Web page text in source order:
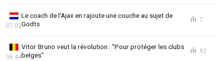
Le coach de l'Ajax en rajoute une couche au sujet de
Godts
07:03
7
Vitor Bruno veut la révolution : "Pour protéger les clubs
belges"
06:44
92